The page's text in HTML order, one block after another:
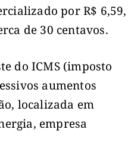
por R$ 6,59,
de 30 centavos.
do ICMS (imposto
aumentos
localizada em
empresa